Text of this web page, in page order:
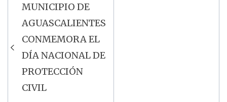
Navegación
de
entradas
MUNICIPIO DE
AGUASCALIENTES
CONMEMORA EL
DÍA NACIONAL DE
PROTECCIÓN
CIVIL